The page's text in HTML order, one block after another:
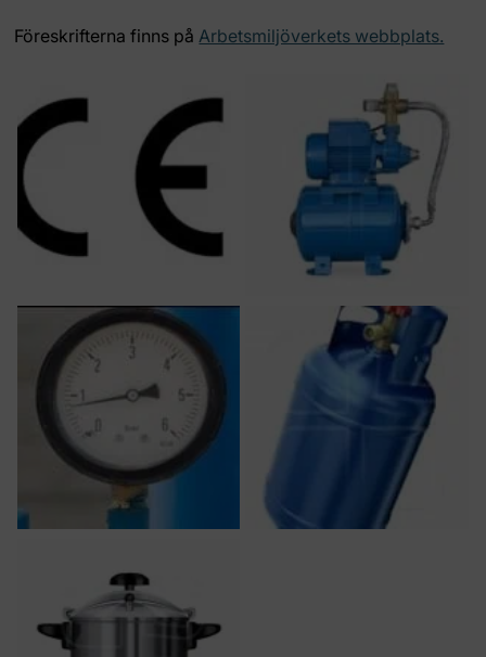
Föreskrifterna finns påArbetsmiljöverkets webbplats.